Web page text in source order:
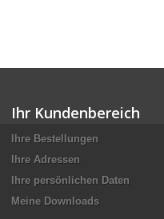
Ihr Kundenbereich
Ihre Bestellungen
Ihre Adressen
Ihre persönlichen Daten
Meine Downloads